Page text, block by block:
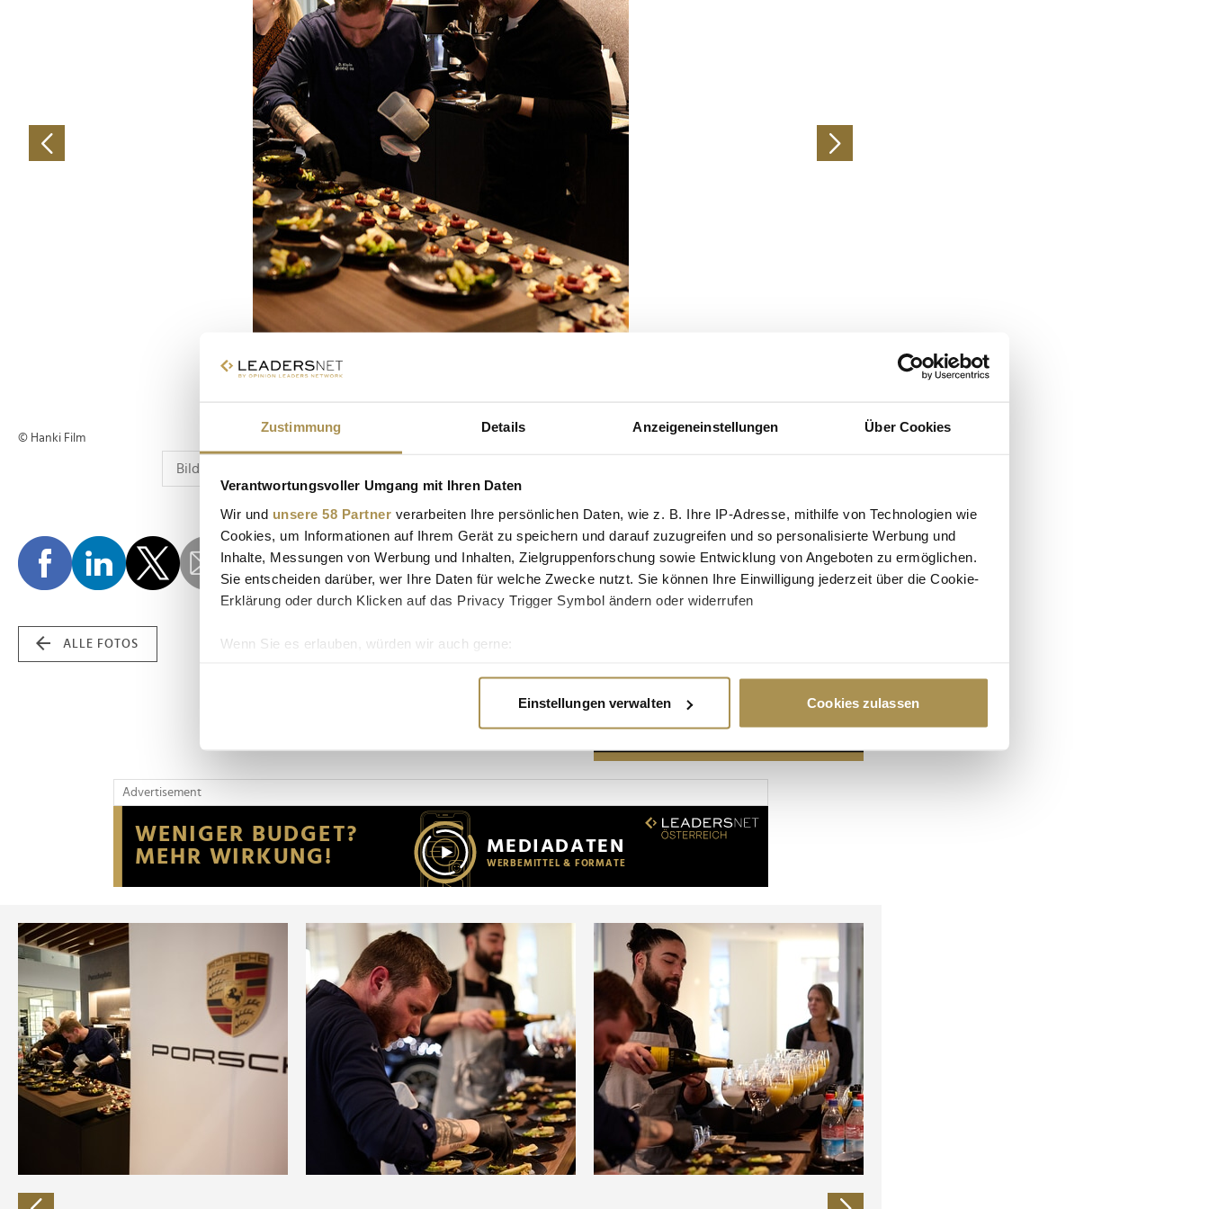
Zustimmung Details Anzeigeneinstellungen Über Cookies
Verantwortungsvoller Umgang mit Ihren Daten
Wir und unsere 58 Partner verarbeiten Ihre persönlichen Daten, wie z. B. Ihre IP-Adresse, mithilfe von Technologien wie
Cookies, um Informationen auf Ihrem Gerät zu speichern und darauf zuzugreifen und so personalisierte Werbung und
Inhalte, Messungen von Werbung und Inhalten, Zielgruppenforschung sowie Entwicklung von Angeboten zu ermöglichen.
Sie entscheiden darüber, wer Ihre Daten für welche Zwecke nutzt. Sie können Ihre Einwilligung jederzeit über die Cookie-
Erklärung oder durch Klicken auf das Privacy Trigger Symbol ändern oder widerrufen
Wenn Sie es erlauben, würden wir auch gerne:
Erfahren Sie mehr darüber, wie Ihre persönlichen Daten verarbeitet werden, und legen Sie Ihre Präferenzen im
Wir verwenden Cookies, um Inhalte und Anzeigen zu personalisieren, Funktionen für soziale Medien anbieten zu können
Website an unsere Partner für soziale Medien, Werbung und Analysen weiter. Unsere Partner führen diese Informationen
möglicherweise mit weiteren Daten zusammen, die Sie ihnen bereitgestellt haben oder die sie im Rahmen Ihrer Nutzung
der Dienste gesammelt haben.
Einstellungen verwalten Cookies zulassen
© Hanki Film
ALLE FOTOS
Advertisement
Advertisement